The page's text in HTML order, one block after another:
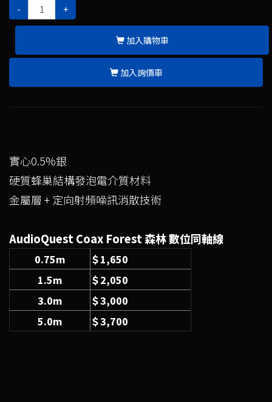
- +
加入購物車
加入詢價車
實心0.5%銀
硬質蜂巢結構發泡電介質材料
金屬層 + 定向射頻噪訊消散技術
AudioQuest Coax Forest 森林 數位同軸線
0.75m
＄1,650
1.5m
＄2,050
3.0m
＄3,000
5.0m
＄3,700